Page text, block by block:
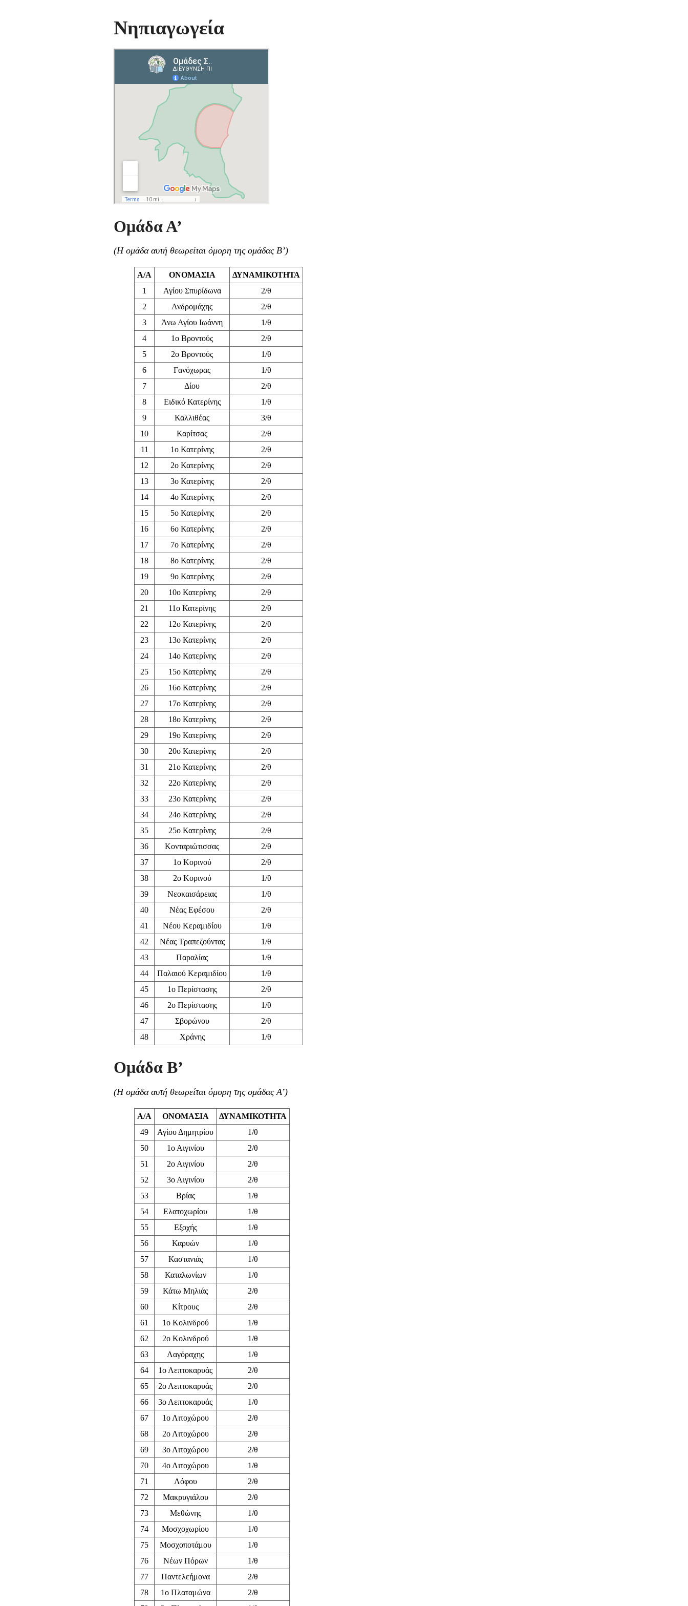
Νηπιαγωγεία
Ομάδα Α’
(Η ομάδα αυτή θεωρείται όμορη της ομάδας Β’)
Α/Α ΟΝΟΜΑΣΙΑ
ΔΥΝΑΜΙΚΟΤΗΤΑ
1
Αγίου Σπυρίδωνα
2/θ
2
Ανδρομάχης
2/θ
3
Άνω Αγίου Ιωάννη
1/θ
4
1ο Βροντούς
2/θ
5
2ο Βροντούς
1/θ
6
Γανόχωρας
1/θ
7
Δίου
2/θ
8
Ειδικό Κατερίνης
1/θ
9
Καλλιθέας
3/θ
10
Καρίτσας
2/θ
11
1ο Κατερίνης
2/θ
12
2ο Κατερίνης
2/θ
13
3ο Κατερίνης
2/θ
14
4ο Κατερίνης
2/θ
15
5ο Κατερίνης
2/θ
16
6ο Κατερίνης
2/θ
17
7ο Κατερίνης
2/θ
18
8ο Κατερίνης
2/θ
19
9ο Κατερίνης
2/θ
20
10ο Κατερίνης
2/θ
21
11ο Κατερίνης
2/θ
22
12ο Κατερίνης
2/θ
23
13ο Κατερίνης
2/θ
24
14ο Κατερίνης
2/θ
25
15ο Κατερίνης
2/θ
26
16ο Κατερίνης
2/θ
27
17ο Κατερίνης
2/θ
28
18ο Κατερίνης
2/θ
29
19ο Κατερίνης
2/θ
30
20ο Κατερίνης
2/θ
31
21ο Κατερίνης
2/θ
32
22ο Κατερίνης
2/θ
33
23ο Κατερίνης
2/θ
34
24ο Κατερίνης
2/θ
35
25ο Κατερίνης
2/θ
36
Κονταριώτισσας
2/θ
37
1ο Κορινού
2/θ
38
2ο Κορινού
1/θ
39
Νεοκαισάρειας
1/θ
40
Νέας Εφέσου
2/θ
41
Νέου Κεραμιδίου
1/θ
42
Νέας Τραπεζούντας
1/θ
43
Παραλίας
1/θ
44
Παλαιού Κεραμιδίου
1/θ
45
1ο Περίστασης
2/θ
46
2ο Περίστασης
1/θ
47
Σβορώνου
2/θ
48
Χράνης 1/θ
Ομάδα Β’
(Η ομάδα αυτή θεωρείται όμορη της ομάδας Α’)
Α/Α ΟΝΟΜΑΣΙΑ
ΔΥΝΑΜΙΚΟΤΗΤΑ
49
Αγίου Δημητρίου
1/θ
50
1ο Αιγινίου
2/θ
51
2ο Αιγινίου
2/θ
52
3ο Αιγινίου
2/θ
53
Βρίας
1/θ
54
Ελατοχωρίου
1/θ
55
Εξοχής
1/θ
56
Καρυών
1/θ
57
Καστανιάς
1/θ
58
Καταλωνίων
1/θ
59
Κάτω Μηλιάς
2/θ
60
Κίτρους
2/θ
61
1ο Κολινδρού
1/θ
62
2ο Κολινδρού
1/θ
63
Λαγόραχης
1/θ
64
1ο Λεπτοκαρυάς
2/θ
65
2ο Λεπτοκαρυάς
2/θ
66
3ο Λεπτοκαρυάς
1/θ
67
1ο Λιτοχώρου
2/θ
68
2ο Λιτοχώρου
2/θ
69
3ο Λιτοχώρου
2/θ
70
4ο Λιτοχώρου
1/θ
71
Λόφου
2/θ
72
Μακρυγιάλου
2/θ
73
Μεθώνης
1/θ
74
Μοσχοχωρίου
1/θ
75
Μοσχοποτάμου
1/θ
76
Νέων Πόρων
1/θ
77
Παντελεήμονα
2/θ
78
1ο Πλαταμώνα
2/θ